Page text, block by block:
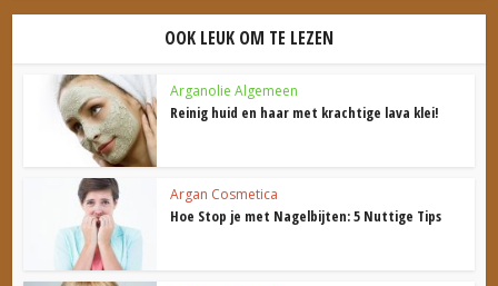
OOK LEUK OM TE LEZEN
Arganolie Algemeen
Reinig huid en haar met krachtige lava klei!
Argan Cosmetica
Hoe Stop je met Nagelbijten: 5 Nuttige Tips